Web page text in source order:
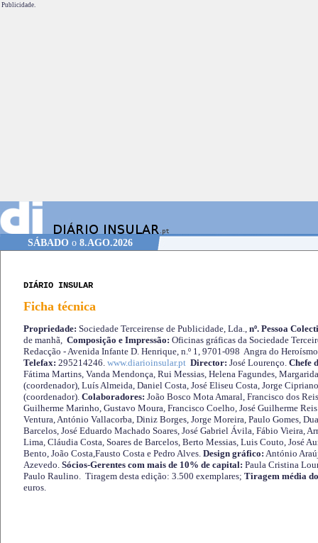
Publicidade.
SÁBADOo 8.AGO.2026
DIÁRIO INSULAR
Ficha técnica
Propriedade: Sociedade Terceirense de Publicidade, Lda., nº. Pessoa
de manhã, Composição e Impressão: Oficinas gráficas da Sociedade
Redacção - Avenida Infante D. Henrique, n.º 1, 9701-098 Angra do
Telefax: 295214246. www.diarioinsular.pt Director: José Lourenço. Chefe
Fátima Martins, Vanda Mendonça, Rui Messias, Helena Fagundes,
(coordenador), Luís Almeida, Daniel Costa, José Eliseu Costa, Jorge
(coordenador). Colaboradores: João Bosco Mota Amaral, Francisco dos
Guilherme Marinho, Gustavo Moura, Francisco Coelho, José Guilherme
Ventura, António Vallacorba, Diniz Borges, Jorge Moreira, Paulo Gomes,
Barcelos, José Eduardo Machado Soares, José Gabriel Ávila, Fábio Vieira,
Lima, Cláudia Costa, Soares de Barcelos, Berto Messias, Luis Couto, José
Bento, João Costa,Fausto Costa e Pedro Alves. Design gráfico: António
Azevedo. Sócios-Gerentes com mais de 10% de capital: Paula Cristina
Paulo Raulino. Tiragem desta edição: 3.500 exemplares; Tiragem média
euros.